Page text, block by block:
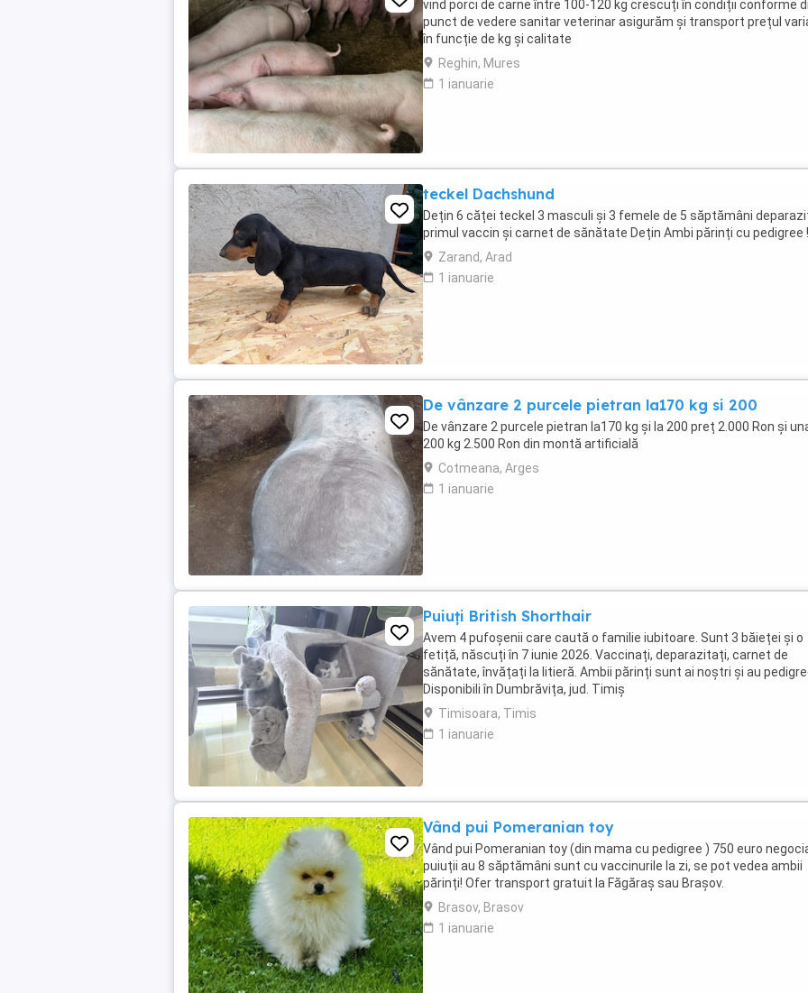
vind porci de carne între 100-120 kg crescuți în condiții conforme
punct de vedere sanitar veterinar asigurăm și transport prețul
în funcție de kg și calitate
Reghin, Mures
1 ianuarie
teckel Dachshund
Dețin 6 căței teckel 3 masculi și 3 femele de 5 săptămâni
primul vaccin și carnet de sănătate Dețin Ambi părinți cu pedigree
Zarand, Arad
1 ianuarie
De vânzare 2 purcele pietran la170 kg si 200
De vânzare 2 purcele pietran la170 kg și la 200 preț 2.000 Ron și
200 kg 2.500 Ron din montă artificială
Cotmeana, Arges
1 ianuarie
Puiuți British Shorthair
Avem 4 pufoșenii care caută o familie iubitoare. Sunt 3 băieței și o
fetiță, născuți în 7 iunie 2026. Vaccinați, deparazitați, carnet de
sănătate, învățați la litieră. Ambii părinți sunt ai noștri și au
Disponibili în Dumbrăvița, jud. Timiş
Timisoara, Timis
1 ianuarie
Vând pui Pomeranian toy
Vând pui Pomeranian toy (din mama cu pedigree ) 750 euro
puiuții au 8 săptămâni sunt cu vaccinurile la zi, se pot vedea ambii
părinți! Ofer transport gratuit la Făgăraș sau Brașov.
Brasov, Brasov
1 ianuarie